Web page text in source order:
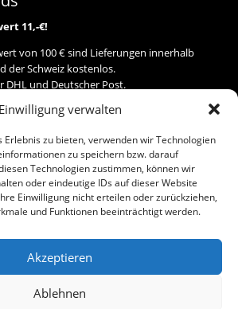
Einwilligung verwalten
Erlebnis zu bieten, verwenden wir Technologien
zu speichern bzw. darauf
Technologien zustimmen, können wir
oder eindeutige IDs auf dieser Website
Einwilligung nicht erteilen oder zurückziehen,
und Funktionen beeinträchtigt werden.
Akzeptieren
Ablehnen
11,-€!
von 100 € sind Lieferungen innerhalb
der Schweiz kostenlos.
DHL und Deutscher Post.
84